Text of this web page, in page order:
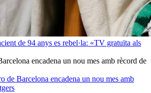
de 94 anys es rebel·la: «TV gratuïta als
de Barcelona encadena un nou mes amb